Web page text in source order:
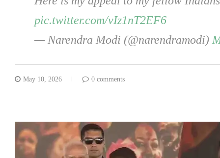
pic.twitter.com/vIz1nT2EF6
— Narendra Modi (@narendramodi)
May 10, 2026 0 comments